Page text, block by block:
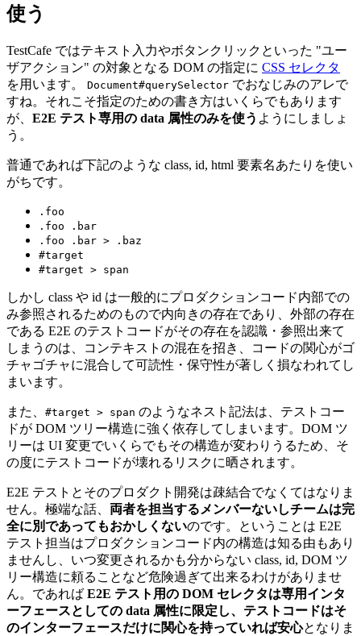
使う
TestCafe ではテキスト入力やボタンクリックといった "ユー
ザアクション" の対象となる DOM の指定に CSS セレクタ
を用います。 Document#querySelector でおなじみのアレで
すね。それこそ指定のための書き方はいくらでもあります
が、 E2E テスト専用の data 属性のみを使う ようにしましょ
う。
普通であれば下記のような class, id, html 要素名あたりを使い
がちです。
.foo
.foo .bar
.foo .bar > .baz
#target
#target > span
しかし class や id は一般的にプロダクションコード内部での
み参照されるためのもので内向きの存在であり、外部の存在
である E2E のテストコードがその存在を認識・参照出来て
しまうのは、コンテキストの混在を招き、コードの関心がゴ
チャゴチャに混合して可読性・保守性が著しく損なわれてし
まいます。
また、 #target > span のようなネスト記法は、テストコー
ドが DOM ツリー構造に強く依存してしまいます。DOM ツ
リーは UI 変更でいくらでもその構造が変わりうるため、そ
の度にテストコードが壊れるリスクに晒されます。
E2E テストとそのプロダクト開発は疎結合でなくてはなりま
せん。極端な話、 両者を担当するメンバーないしチームは完
全に別であってもおかしくないのです。ということは E2E
テスト担当はプロダクションコード内の構造は知る由もあり
ませんし、いつ変更されるかも分からない class, id, DOM ツ
リー構造に頼ることなど危険過ぎて出来るわけがありませ
ん。であれば E2E テスト用の DOM セレクタは専用インタ
ーフェースとしての data 属性に限定し、テストコードはそ
のインターフェースだけに関心を持っていれば安心となりま